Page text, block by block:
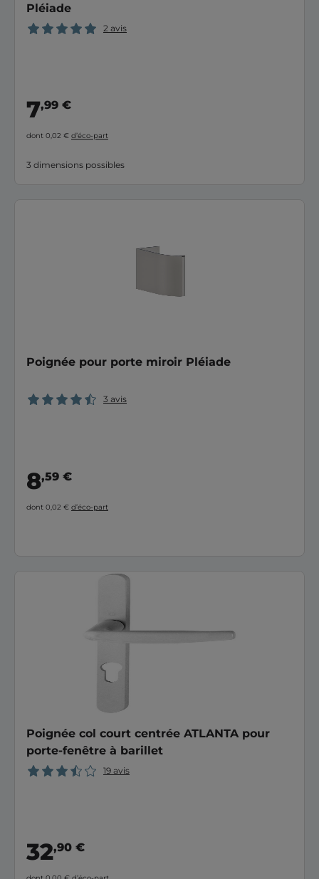
Pléiade
2 avis
7,99 €
dont 0,02 € d’éco-part
3 dimensions possibles
Poignée pour porte miroir Pléiade
3 avis
8,59 €
dont 0,02 € d’éco-part
Poignée col court centrée ATLANTA pour
porte-fenêtre à barillet
19 avis
32,90 €